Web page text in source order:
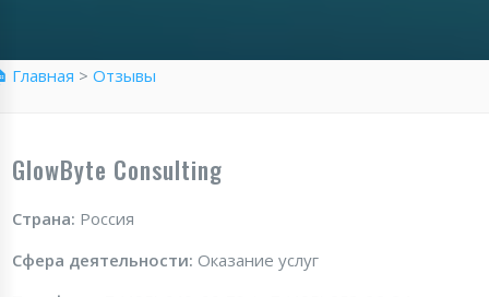
Главная > Отзывы
GlowByte Consulting
Страна: Россия
Сфера деятельности: Оказание услуг